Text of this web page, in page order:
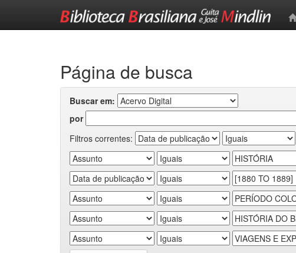
Página de busca
Buscar em:
por
Filtros correntes: